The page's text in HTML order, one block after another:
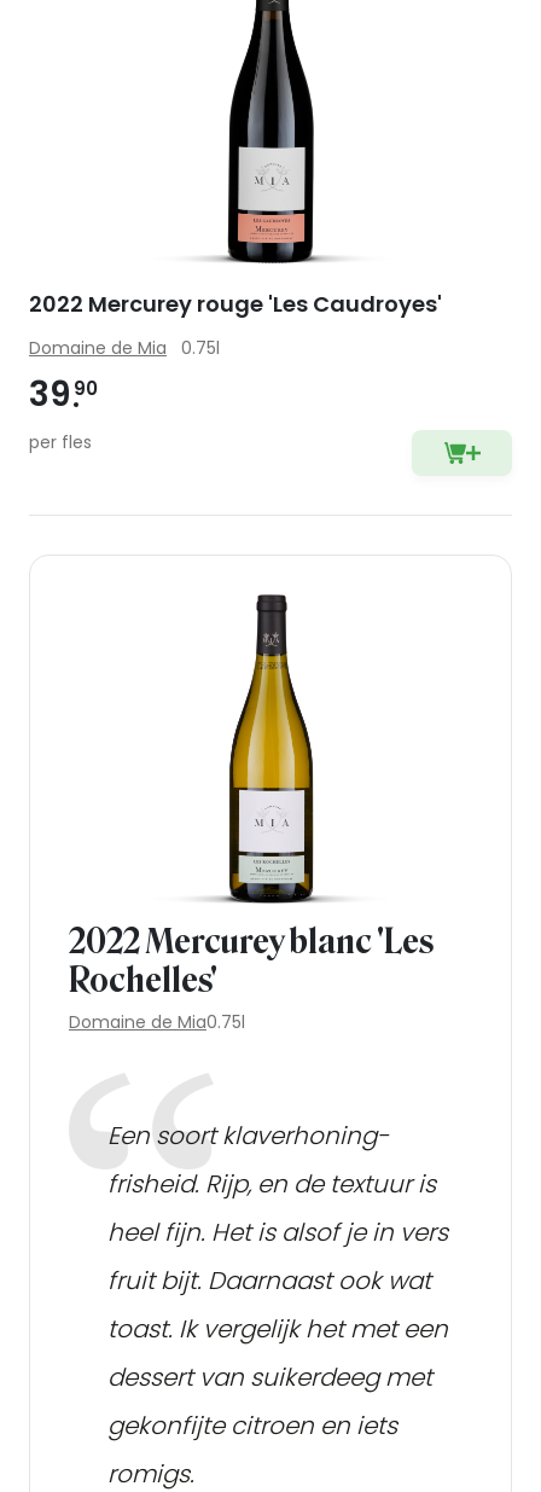
2022 Mercurey blanc 'Les
Rochelles'
Domaine de Mia0.75l
Een soort klaverhoning-
frisheid. Rijp, en de textuur is
heel fijn. Het is alsof je in vers
fruit bijt. Daarnaast ook wat
toast. Ik vergelijk het met een
dessert van suikerdeeg met
gekonfijte citroen en iets
romigs.
2022 Mercurey rouge 'Les Caudroyes'
Domaine de Mia 0.75l
39 90
per fles